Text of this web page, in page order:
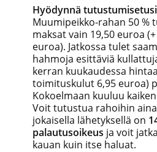
Hyödynnä tutustumisetusi
Muumipeikko-rahan 50 %
maksat vain 19,50 euroa
euroa). Jatkossa tulet
hahmoja esittäviä
kerran kuukaudessa
toimituskulut 6,95 euroa)
Kokoelmaan kuuluu
Voit tutustua rahoihin
jokaisella lähetyksellä on
palautusoikeus ja voit
kauan kuin itse haluat.